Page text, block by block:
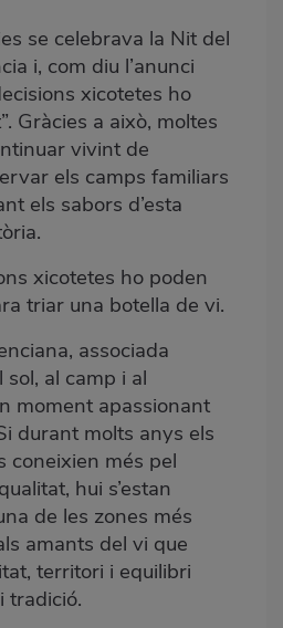
se celebrava la Nit del
i, com diu l’anunci
xicotetes ho
Gràcies a això, moltes
vivint de
els camps familiars
els sabors d’esta
xicotetes ho poden
triar una botella de vi.
associada
al camp i al
moment apassionant
durant molts anys els
coneixien més pel
hui s’estan
de les zones més
amants del vi que
territori i equilibri
tradició.